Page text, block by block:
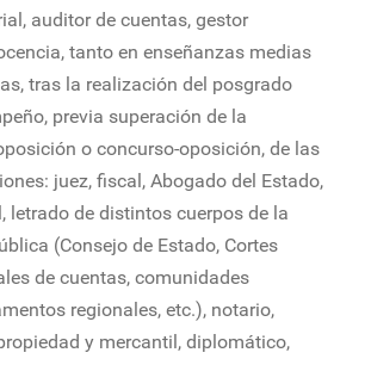
auditor de cuentas, gestor
tanto en enseñanzas medias
tras la realización del posgrado
previa superación de la
o concurso-oposición, de las
juez, fiscal, Abogado del Estado,
letrado de distintos cuerpos de la
(Consejo de Estado, Cortes
de cuentas, comunidades
regionales, etc.), notario,
y mercantil, diplomático,